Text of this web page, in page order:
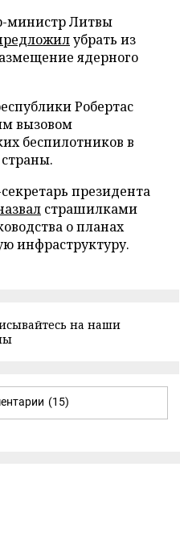
министр Литвы
убрать из
ядерного
Робертас
вызовом
беспилотников в
президента
страшилками
о планах
инфраструктуру.
на наши
(15)